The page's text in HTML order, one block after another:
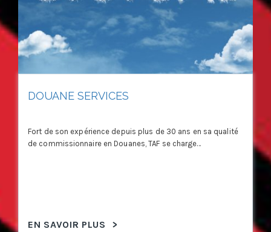
DOUANE SERVICES
Fort de son expérience depuis plus de 30 ans en sa qualité
de commissionnaire en Douanes, TAF se charge...
EN SAVOIR PLUS >